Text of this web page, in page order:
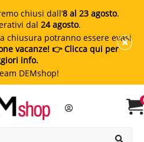
chiusi dall’8 al 23 agosto.
dal 24 agosto.
chiusura potranno essere evasi
vacanze! 👉 Clicca qui per
info.
DEMshop!